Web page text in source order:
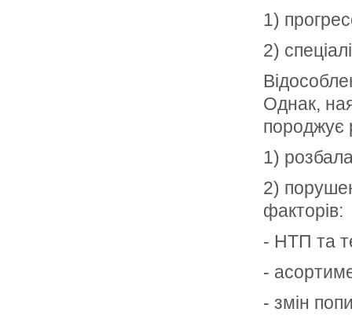
1)
2)
Однак,
породжує
1)
2)
факторів:
- НТП та
-
- змін